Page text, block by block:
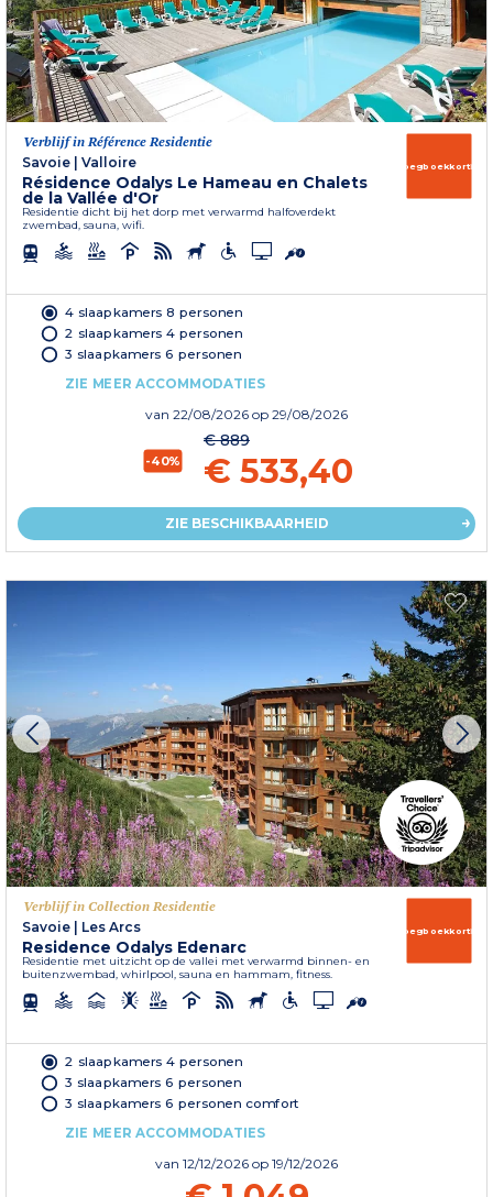
Verblijf in Référence Residentie
Savoie | Valloire
Résidence Odalys Le Hameau en Chalets
de la Vallée d'Or
Residentie dicht bij het dorp met verwarmd halfoverdekt
zwembad, sauna, wifi.
Vroegboekkorting
4 slaapkamers 8 personen
2 slaapkamers 4 personen
3 slaapkamers 6 personen
ZIE MEER ACCOMMODATIES
van 22/08/2026 op 29/08/2026
-40%
€ 889
€ 533,40
ZIE BESCHIKBAARHEID
Verblijf in Collection Residentie
Savoie | Les Arcs
Residence Odalys Edenarc
Residentie met uitzicht op de vallei met verwarmd binnen- en
buitenzwembad, whirlpool, sauna en hammam, fitness.
Vroegboekkorting
2 slaapkamers 4 personen
3 slaapkamers 6 personen
3 slaapkamers 6 personen comfort
ZIE MEER ACCOMMODATIES
van 12/12/2026 op 19/12/2026